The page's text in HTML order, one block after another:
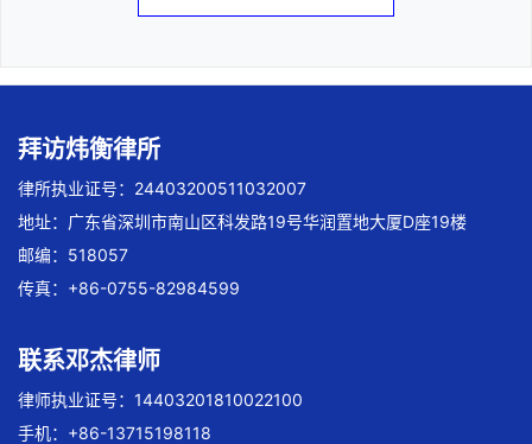
拜访炜衡律所
律所执业证号：24403200511032007
地址：广东省深圳市南山区科发路19号华润置地大厦D座19楼
邮编：518057
传真：+86-0755-82984599
联系邓杰律师
律师执业证号：14403201810022100
手机：+86-13715198118